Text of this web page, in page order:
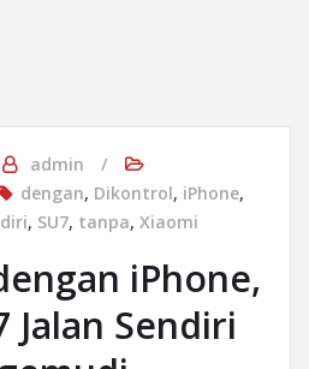
admin
dengan, Dikontrol, iPhone,
, SU7, tanpa, Xiaomi
iPhone,
Jalan Sendiri